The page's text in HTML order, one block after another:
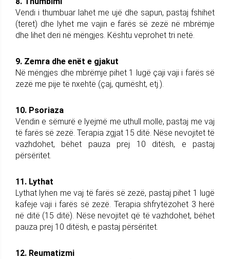
Vendi i thumbuar lahet me ujë dhe sapun, pastaj fshihet
(teret) dhe lyhet me vajin e farës së zezë në mbrëmje
dhe lihet deri në mëngjes. Kështu veprohet tri netë.
9. Zemra dhe enët e gjakut
Në mëngjes dhe mbrëmje pihet 1 lugë çaji vaji i farës së
zezë me pije të nxehtë (çaj, qumësht, etj.).
10. Psoriaza
Vendin e sëmurë e lyejmë me uthull molle, pastaj me vaj
të farës së zezë. Terapia zgjat 15 ditë. Nëse nevojitet të
vazhdohet, bëhet pauza prej 10 ditësh, e pastaj
përsëritet.
11. Lythat
Lythat lyhen me vaj të farës së zezë, pastaj pihet 1 lugë
kafeje vaji i farës së zezë. Terapia shfrytëzohet 3 herë
në ditë (15 ditë). Nëse nevojitet që të vazhdohet, bëhet
pauza prej 10 ditësh, e pastaj përsëritet.
12. Reumatizmi